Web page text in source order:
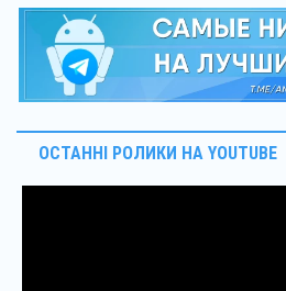
ОСТАННІ РОЛИКИ НА YOUTUBE